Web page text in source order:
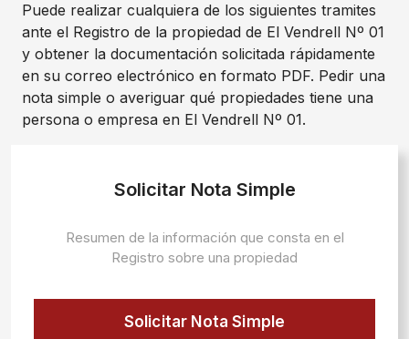
Puede realizar cualquiera de los siguientes tramites
ante el Registro de la propiedad de El Vendrell Nº 01
y obtener la documentación solicitada rápidamente
en su correo electrónico en formato PDF. Pedir una
nota simple o averiguar qué propiedades tiene una
persona o empresa en El Vendrell Nº 01.
Solicitar Nota Simple
Resumen de la información que consta en el
Registro sobre una propiedad
Solicitar Nota Simple